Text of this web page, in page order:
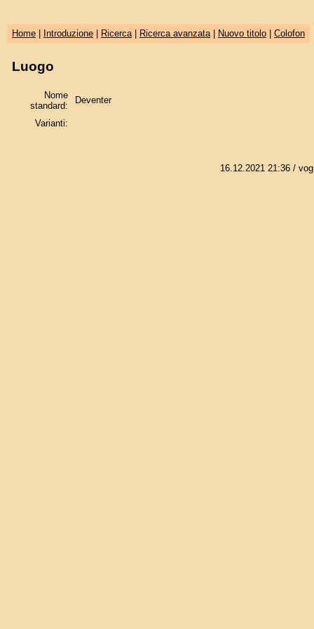
Home| Introduzione| Ricerca| Ricerca avanzata| Nuovo titolo| Colofon
Luogo
Nome
standard:
Deventer
Varianti:
16.12.2021 21:36/ vog